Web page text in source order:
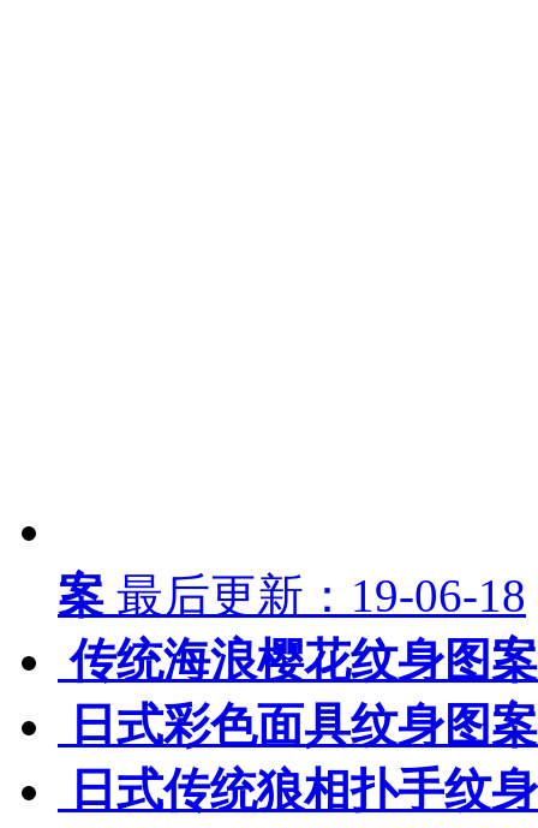
案 最后更新：19-06-18
传统海浪樱花纹身图案
日式彩色面具纹身图案
日式传统狼相扑手纹